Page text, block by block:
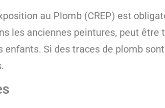
au Plomb (CREP) est
les anciennes peintures, peut
enfants. Si des traces de plomb